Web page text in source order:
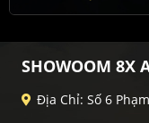
SHOWOOM 8X
Địa Chỉ: Số 6